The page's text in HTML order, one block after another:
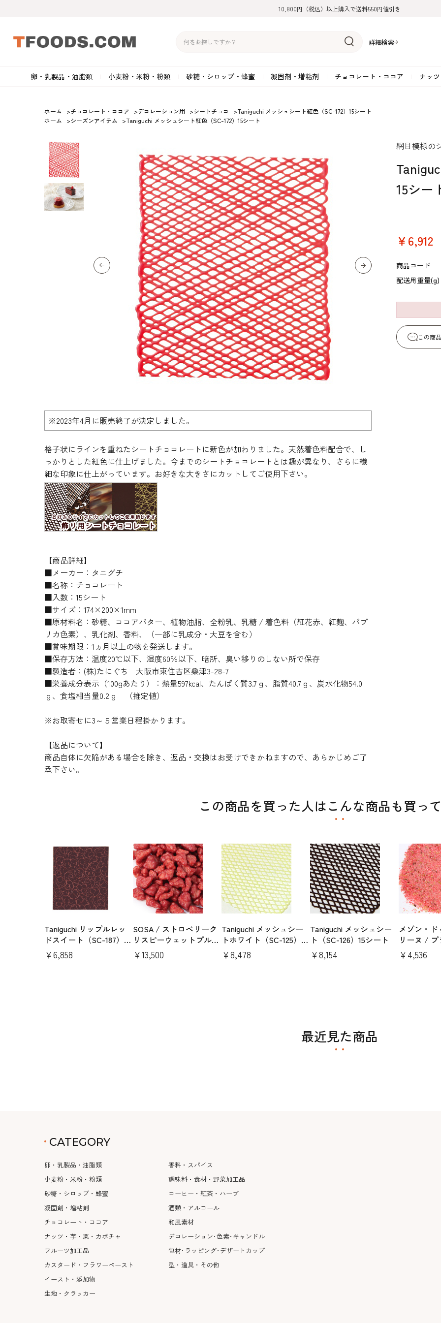
10,800円（税込）以上購入で送料550円値引き
詳細検索
卵・乳製品・油脂類
バター
マーガリン
その他のチーズ
生クリーム・ホイップクリーム
その他の乳製品
ショートニング
オイル・ラード
小麦粉・米粉・粉類
強力粉
準強力粉
全粒粉・ライ麦粉・セモリナ粉
米粉
でんぷん粉
ミックス粉
砂糖・シロップ・蜂蜜
砂糖
粉糖
カラメル加工品
水飴・転化糖・フォンダン
凝固剤・増粘剤
ゼラチン
増粘剤・安定剤
チョコレート・ココア
スイートチョコレート
ナッ
アーモンド
クルミ
ヘーゼルナッツ
ココナッツ
ドライフルーツ
フルーツピューレ
フルーツホール・カット
ジャム・ソース・ペース
卵・乳製品・油脂類
蜜
ナッツ・芋・栗
調味料・食材・野菜
加工品
コーヒー・紅茶・ハ
ーブ
酒類・アルコール
ホーム >チョコレート・ココア >デコレーション用 >シートチョコ >Taniguchi メッシュシート紅色（SC-172）15シート
ホーム
>シーズンアイテム >Taniguchi メッシュシート紅色（SC-172）15シート
※2023年4月に販売終了が決定しました。
格子状にラインを重ねたシートチョコレートに新色が加わりました。天然着色料配合で、し
っかりとした紅色に仕上げました。今までのシートチョコレートとは趣が異なり、さらに繊
細な印象に仕上がっています。お好きな大きさにカットしてご使用下さい。
【商品詳細】
■メーカー：タニグチ
■名称：チョコレート
■入数：15シート
■サイズ：174×200×1mm
■原材料名：砂糖、ココアバター、植物油脂、全粉乳、乳糖 / 着色料（紅花赤、紅麹、パプ
リカ色素）、乳化剤、香料、（一部に乳成分・大豆を含む）
■賞味期限：1ヵ月以上の物を発送します。
■保存方法：温度20℃以下、湿度60％以下、暗所、臭い移りのしない所で保存
■製造者：(株)たにぐち 大阪市東住吉区桑津3-28-7
■栄養成分表示（100gあたり）：熱量597kcal、たんぱく質3.7ｇ、脂質40.7ｇ、炭水化物54.0
ｇ、食塩相当量0.2ｇ （推定値）
※お取寄せに3～５営業日程掛かります。
【返品について】
商品自体に欠陥がある場合を除き、返品・交換はお受けできかねますので、あらかじめご了
承下さい。
網目模様の
15シー
￥6,912
商品コード
配送用重量(g)
この商
この商品を買った人はこんな商品も買っ
Taniguchi リップルレッ
ドスイート（SC-187）15
枚
￥6,858
SOSA / ストロベリーク
リスピーウェットプルー
フ400g
￥13,500
Taniguchi メッシュシー
トホワイト（SC-125）15
シート
￥8,478
Taniguchi メッシュシー
ト（SC-126）15シート
￥8,154
メゾン・
リーヌ /
パウダー1kg
￥4,536
最近見た商品
CATEGORY
卵・乳製品・油脂類
小麦粉・米粉・粉類
砂糖・シロップ・蜂蜜
凝固剤・増粘剤
チョコレート・ココア
ナッツ・芋・栗・カボチャ
フルーツ加工品
カスタード・フラワーペースト
イースト・添加物
生地・クラッカー
香料・スパイス
調味料・食材・野菜加工品
コーヒー・紅茶・ハーブ
酒類・アルコール
和風素材
デコレーション･色素･キャンドル
包材･ラッピング･デザートカップ
型・道具・その他